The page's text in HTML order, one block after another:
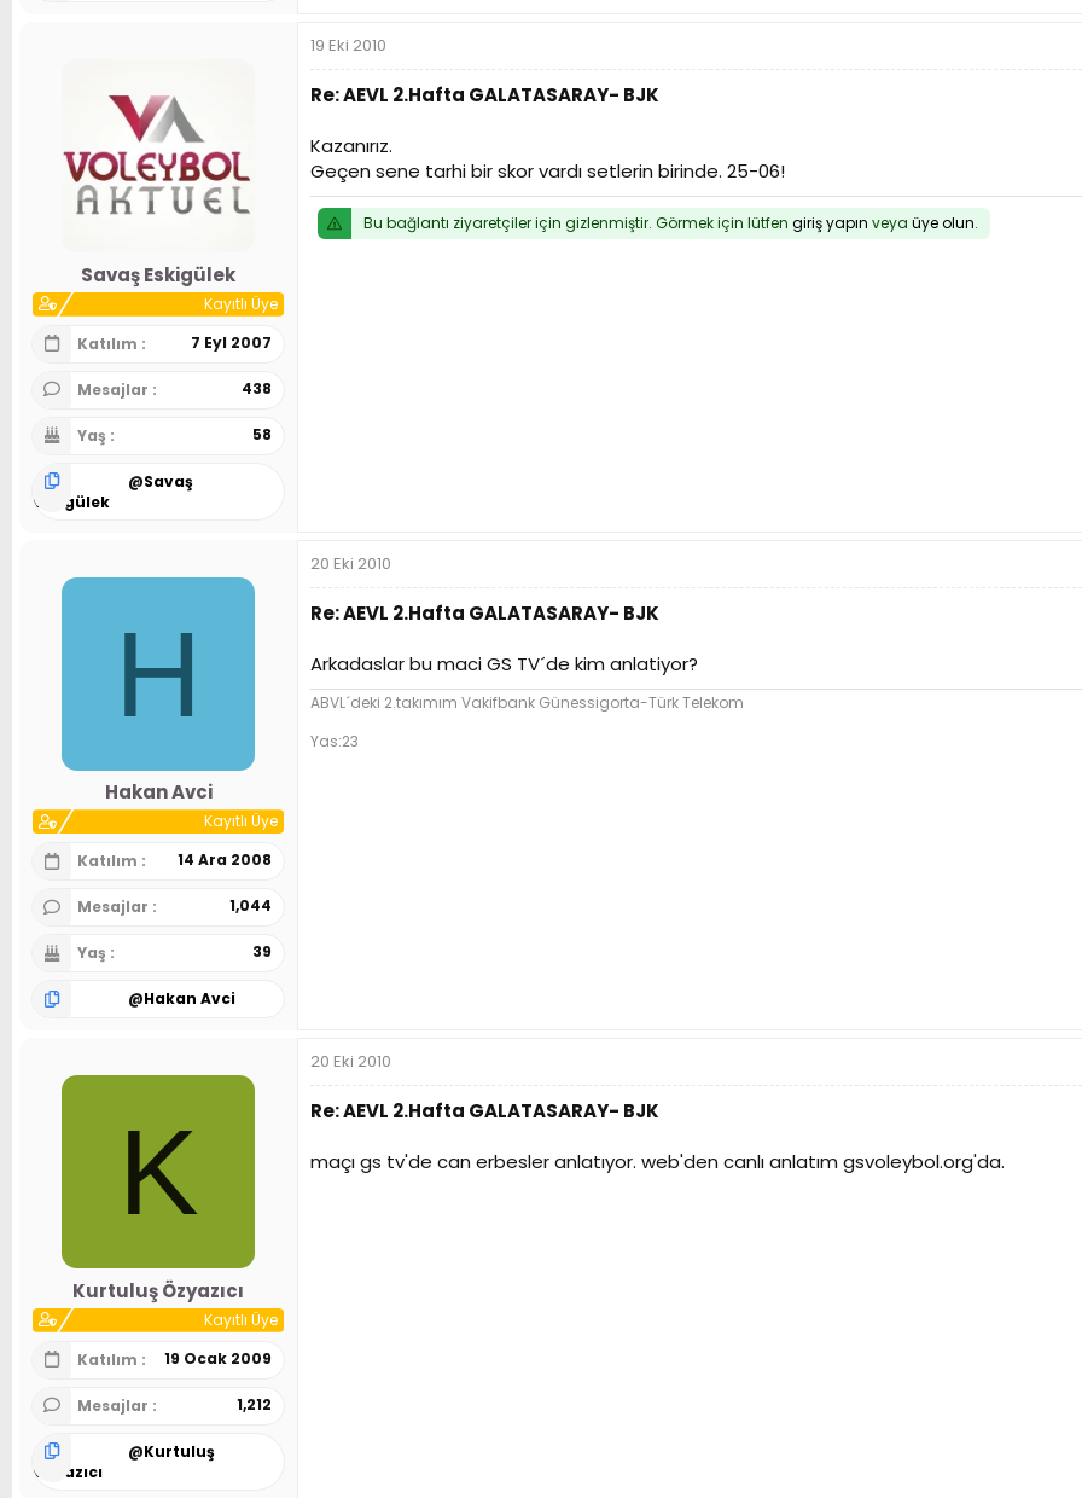
Savaş Eskigülek
Kayıtlı Üye
Katılım
7 Eyl 2007
Mesajlar 438
Yaş 58
@Savaş
Eskigülek
19 Eki 2010
Re: AEVL 2.Hafta GALATASARAY- BJK
Kazanırız.
Geçen sene tarhi bir skor vardı setlerin birinde. 25-06!
Bu bağlantı ziyaretçiler için gizlenmiştir. Görmek için lütfen giriş yapın veya üye olun.
H
Hakan Avci
Kayıtlı Üye
Katılım
14 Ara 2008
Mesajlar 1,044
Yaş 39
@Hakan Avci
20 Eki 2010
Re: AEVL 2.Hafta GALATASARAY- BJK
Arkadaslar bu maci GS TV´de kim anlatiyor?
ABVL´deki 2.takımım Vakifbank Günessigorta-Türk Telekom
Yas:23
K
Kurtuluş Özyazıcı
Kayıtlı Üye
Katılım
19 Ocak 2009
Mesajlar 1,212
@Kurtuluş
Özyazıcı
20 Eki 2010
Re: AEVL 2.Hafta GALATASARAY- BJK
maçı gs tv'de can erbesler anlatıyor. web'den canlı anlatım gsvoleybol.org'da.